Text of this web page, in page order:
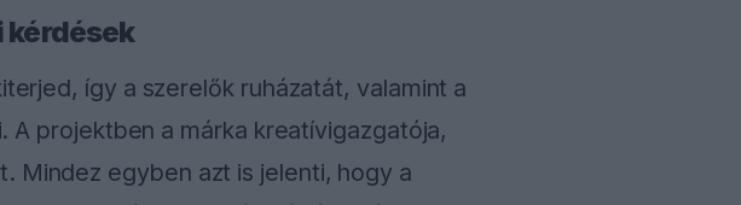
kérdések
így a szerelők ruházatát, valamint a
projektben a márka kreatívigazgatója,
Mindez egyben azt is jelenti, hogy a